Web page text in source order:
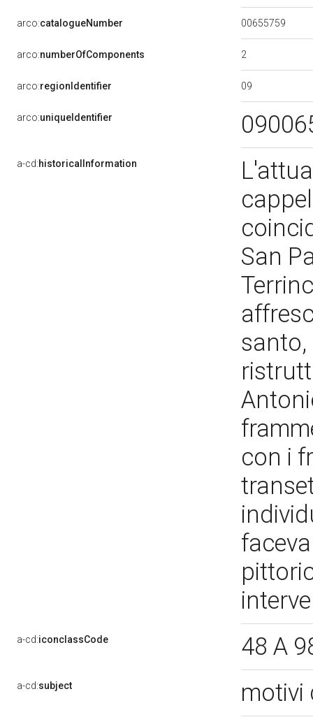
arco:catalogueNumber 00655759
arco:numberOfComponents 2
arco:regionIdentifier 09
arco:uniqueIdentifier
a-cd:historicalInformation
San
santo,
con i
a-cd:iconclassCode 48 A
a-cd:subject motivi